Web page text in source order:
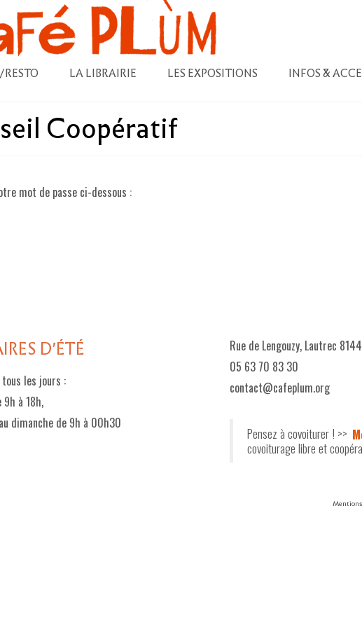
LA LIBRAIRIE LES EXPOSITIONS INFOS &
Coopératif
mot de passe ci-dessous :
D'ÉTÉ
les jours :
à 18h,
dimanche de 9h à 00h30
Rue de Lengouzy, Lautrec
05 63 70 83 30
contact@cafeplum.org
Pensez à covoiturer ! >>
covoiturage libre et